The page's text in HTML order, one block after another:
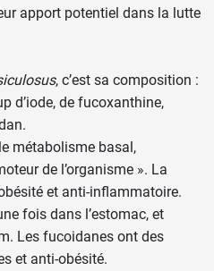
apport potentiel dans la lutte
, c’est sa composition :
d’iode, de fucoxanthine,
métabolisme basal,
de l’organisme ». La
et anti-inflammatoire.
fois dans l’estomac, et
Les fucoidanes ont des
et anti-obésité.